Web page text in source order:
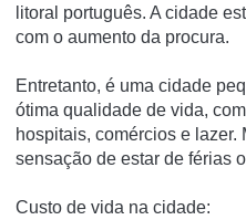
litoral português. A cidade
com o aumento da procura.
Entretanto, é uma cidade
ótima qualidade de vida,
hospitais, comércios e lazer.
sensação de estar de férias
Custo de vida na cidade: